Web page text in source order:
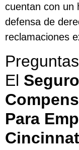
cuentan con un
defensa de
reclamaciones
El
Para